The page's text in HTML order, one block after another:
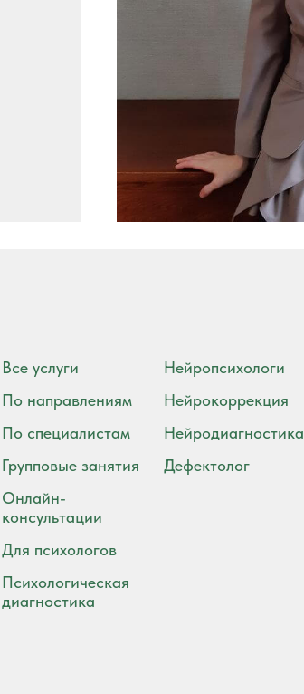
Все услуги
По направлениям
По специалистам
Групповые занятия
Онлайн-
консультации
Для психологов
Психологическая
диагностика
Нейропсихологи
Нейрокоррекция
Нейродиагностика
Дефектолог